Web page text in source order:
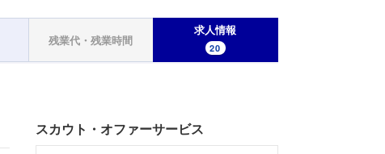
残業代・残業時間
求人情報
20
スカウト・オファーサービス